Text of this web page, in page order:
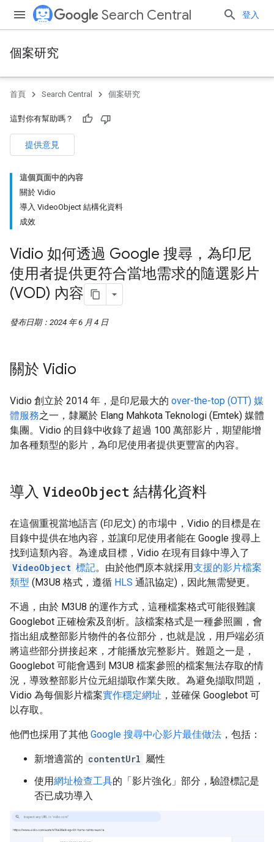
Search Central 登入
個案研究
首頁 Search Central 個案研究
這對你有幫助嗎？
提供意見
這個頁面中的內容
關於 Vidio
導入 VideoObject 結構化資料
成效
Vidio 如何透過 Google 搜尋，為印尼
使用者提供更符合當地需求的隨選影片
(VOD) 內容
發布日期：2024 年 6 月 4 日
關於 Vidio
Vidio 創立於 2014 年，是印尼最大的 over-the-top (OTT) 媒
體服務之一，隸屬於 Elang Mahkota Teknologi (Emtek) 媒體
集團。Vidio 的目錄中收錄了超過 100 萬部影片，期望能增
加各種類型的影片，為印尼使用者提供更豐富的內容。
導入 VideoObject 結構化資料
在這個重視當地語言 (印尼文) 的市場中，Vidio 的目標是在
目錄中提供在地內容，並讓印尼使用者能在 Google 搜尋上
找到這類內容。為達成目標，Vidio 在現有目錄中導入了
VideoObject 標記。由於他們原本就採用支援的影片檔案
類型 (M3U8 格式，遵循 HLS 通訊協定)，因此無需變更。
不過，由於 M3U8 的運作方式，這種檔案格式可能很難讓
Googlebot 正確檢索及剖析。該檔案格式是一種參照圖，會
指出組成整部影片物件的各位部分，也就是說，用戶端必須
將這些部分拼接起來，才能播放完整影片。難題之一是，
Googlebot 可能會遇到 M3U8 檔案參照的檔案無法存取的情
況，導致整部影片位元組擷取作業失敗。為避免擷取問題，
Vidio 為每個影片檔案實作穩定網址 ，並確保 Googlebot 可
以存取。
他們也採用了其他 Google 搜尋中心影片最佳做法 ，包括：
新增適當的 contentUrl 屬性
使用網址檢查工具的「影片強化」部分，驗證標記是
否已成功導入